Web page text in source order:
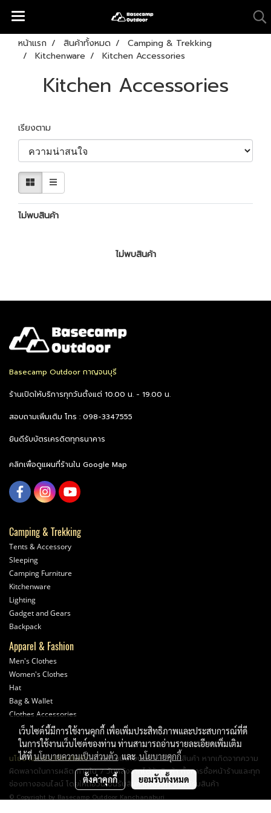
หน้าแรก สินค้าทั้งหมด
Camping & Trekking
Kitchenware
Kitchen Accessories
Kitchen Accessories
เรียงตาม
ไม่พบสินค้า
ไม่พบสินค้า
Basecamp Outdoor กาญจนบุรี
ร้านเปิดให้บริการทุกวันตั้งแต่ 10.00 น. - 19.00 น.
สอบถามเพิ่มเติม โทร : 098-3347555
ยินดีรับบัตรเครดิตทุกธนาคาร
คลิกเพื่อดูแผนที่ร้านใน Google Map
Camping & Trekking
Tents & Accessory
Sleeping
Camping Furniture
Kitchenware
Lighting
Gadget and Gears
Backpack
Apparel & Fashion
Men's Clothes
Women's Clothes
Hat
Bag & Wallet
Clothes Accessories
นโยบายการเปลี่ยนสินค้า: ทางร้านมีนโยบายรับเปลี่ยนสินค้า หากเกิดจากความ
ผิดพลาดในการผลิต ภายใน 7 วันหลังจากได้รับสินค้า ทั้งการซื้อหน้าร้านและทุก
ช่องทางออนไลน์ โดยให้ถือวันเซ็นรับสินค้าเป็นวันที่ 1 ที่ได้รับสินค้า
© Copyright by Basecamp Outdoor Kanchanaburi
เว็บไซต์นี้มีการใช้งานคุกกี้ เพื่อเพิ่มประสิทธิภาพและประสบการณ์ที่ดี
ในการใช้งานเว็บไซต์ของท่าน ท่านสามารถอ่านรายละเอียดเพิ่มเติม
ได้ที่นโยบายความเป็นส่วนตัวและนโยบายคุกกี้
ตั้งค่าคุกกี้ ยอมรับทั้งหมด